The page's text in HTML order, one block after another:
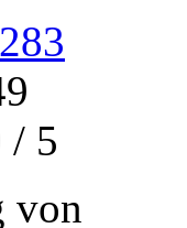
283
/ 5
von